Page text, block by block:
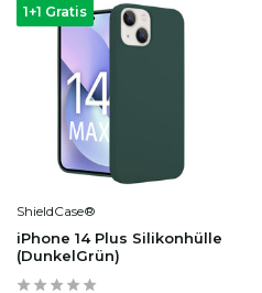
1+1 Gratis
ShieldCase®
iPhone 14 Plus Silikonhülle
(DunkelGrün)